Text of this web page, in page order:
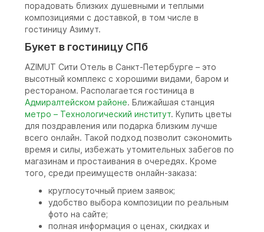
порадовать близких душевными и теплыми
композициями с доставкой, в том числе в
гостиницу Азимут.
Букет в гостиницу СПб
AZIMUT Сити Отель в Санкт-Петербурге – это
высотный комплекс с хорошими видами, баром и
рестораном. Располагается гостиница в
Адмиралтейском районе. Ближайшая станция
метро – Технологический институт. Купить цветы
для поздравления или подарка близким лучше
всего онлайн. Такой подход позволит сэкономить
время и силы, избежать утомительных забегов по
магазинам и простаивания в очередях. Кроме
того, среди преимуществ онлайн-заказа:
круглосуточный прием заявок;
удобство выбора композиции по реальным
фото на сайте;
полная информация о ценах, скидках и